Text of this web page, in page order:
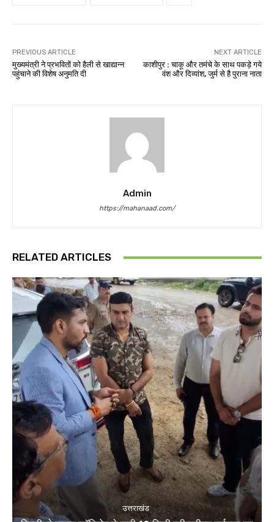
PREVIOUS ARTICLE
मुख्यमंत्री ने प्रभवितों को हैली से खाद्यान्न
पहुंचाने की विशेष अनुमति दी
NEXT ARTICLE
काशीपुर : चाकू और तमंचे के साथ पकड़े गये
वंश और दिव्यांश, जुर्म से है पुराना नाता
Admin
https://mahanaad.com/
RELATED ARTICLES
उत्तराखंड